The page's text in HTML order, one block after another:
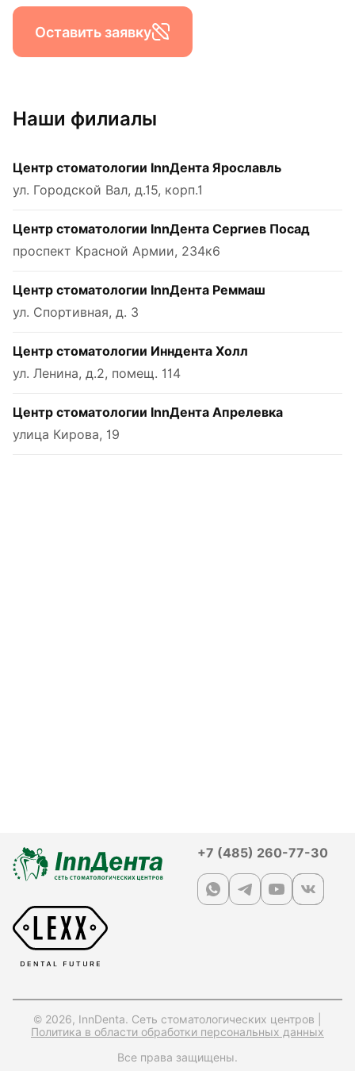
Оставить заявку
Наши филиалы
Центр стоматологии InnДента Ярославль
ул. Городской Вал, д.15, корп.1
Центр стоматологии InnДента Сергиев Посад
проспект Красной Армии, 234к6
Центр стоматологии InnДента Реммаш
ул. Спортивная, д. 3
Центр стоматологии Инндента Холл
ул. Ленина, д.2, помещ. 114
Центр стоматологии InnДента Апрелевка
улица Кирова, 19
+7 (485) 260-77-30
© 2026, InnDenta. Сеть стоматологических центров |
Политика в области обработки персональных данных
Все права защищены.